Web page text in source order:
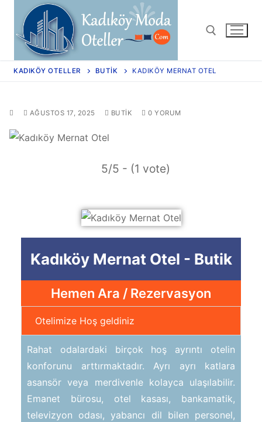
KADIKÖY OTELLER BUTIK KADIKÖY MERNAT OTEL
AĞUSTOS 17, 2025 BUTIK 0 YORUM
5/5 - (1 vote)
Kadıköy Mernat Otel - Butik
Hemen Ara / Rezervasyon
Otelimize Hoş geldiniz
Rahat odalardaki birçok hoş ayrıntı otelin
konforunu arttırmaktadır. Ayrı ayrı katlara
asansör veya merdivenle kolayca ulaşılabilir.
Emanet bürosu, otel kasası, bankamatik,
televizyon odası, yabancı dil bilen personel,